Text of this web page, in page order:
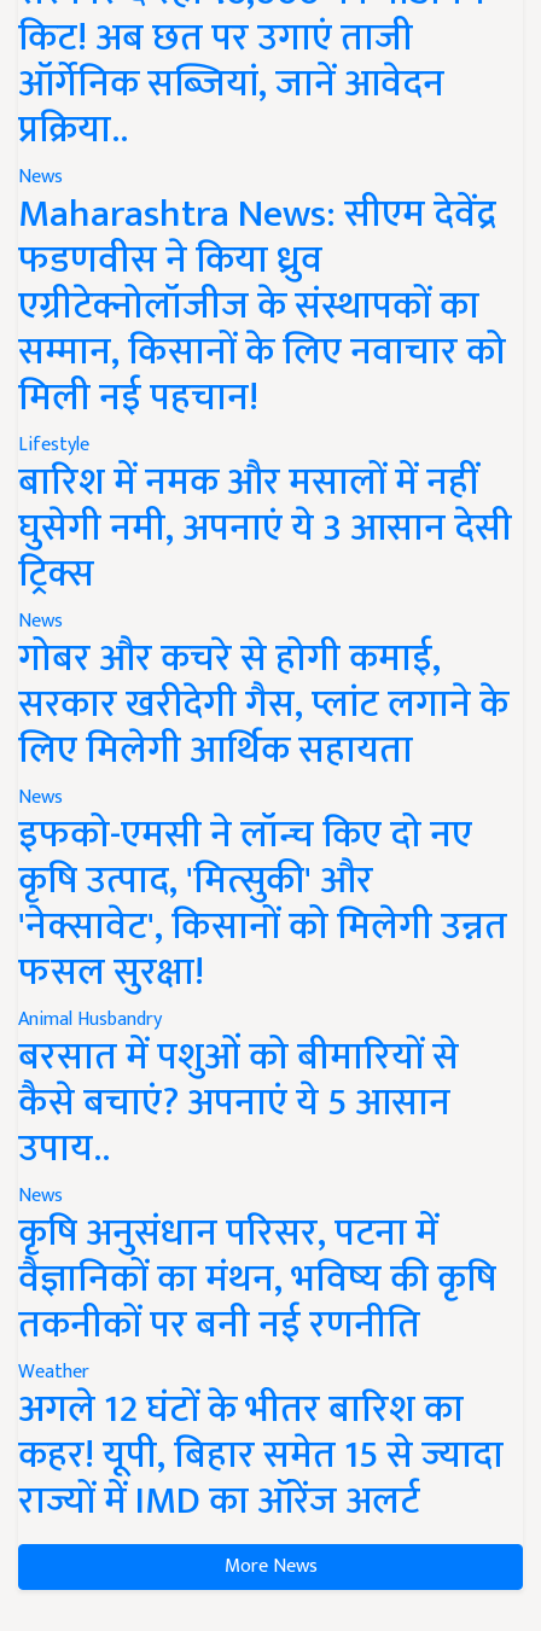
किट! अब छत पर उगाएं ताजी
ऑर्गेनिक सब्जियां, जानें आवेदन
प्रक्रिया..
News
Maharashtra News: सीएम देवेंद्र
फडणवीस ने किया ध्रुव
एग्रीटेक्नोलॉजीज के संस्थापकों का
सम्मान, किसानों के लिए नवाचार को
मिली नई पहचान!
Lifestyle
बारिश में नमक और मसालों में नहीं
घुसेगी नमी, अपनाएं ये 3 आसान देसी
ट्रिक्स
News
गोबर और कचरे से होगी कमाई,
सरकार खरीदेगी गैस, प्लांट लगाने के
लिए मिलेगी आर्थिक सहायता
News
इफको-एमसी ने लॉन्च किए दो नए
कृषि उत्पाद, 'मित्सुकी' और
'नेक्सावेट', किसानों को मिलेगी उन्नत
फसल सुरक्षा!
Animal Husbandry
बरसात में पशुओं को बीमारियों से
कैसे बचाएं? अपनाएं ये 5 आसान
उपाय..
News
कृषि अनुसंधान परिसर, पटना में
वैज्ञानिकों का मंथन, भविष्य की कृषि
तकनीकों पर बनी नई रणनीति
Weather
अगले 12 घंटों के भीतर बारिश का
कहर! यूपी, बिहार समेत 15 से ज्यादा
राज्यों में IMD का ऑरेंज अलर्ट
More News